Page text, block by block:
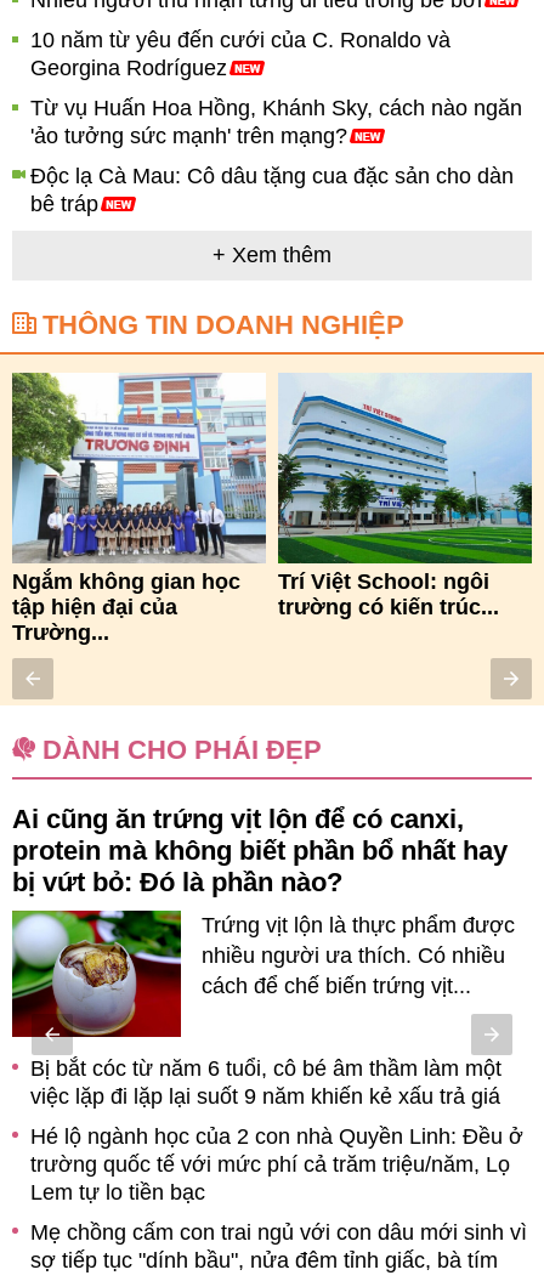
10 năm từ yêu đến cưới của C. Ronaldo và
Georgina Rodríguez
Từ vụ Huấn Hoa Hồng, Khánh Sky, cách nào ngăn
'ảo tưởng sức mạnh' trên mạng?
Độc lạ Cà Mau: Cô dâu tặng cua đặc sản cho dàn
bê tráp
+ Xem thêm
THÔNG TIN DOANH NGHIỆP
Ngắm không gian học
tập hiện đại của
Trường...
Trí Việt School: ngôi
trường có kiến trúc...
DÀNH CHO PHÁI ĐẸP
Ai cũng ăn trứng vịt lộn để có canxi,
protein mà không biết phần bổ nhất hay
bị vứt bỏ: Đó là phần nào?
Trứng vịt lộn là thực phẩm được
nhiều người ưa thích. Có nhiều
cách để chế biến trứng vịt...
Bị bắt cóc từ năm 6 tuổi, cô bé âm thầm làm một
việc lặp đi lặp lại suốt 9 năm khiến kẻ xấu trả giá
Hé lộ ngành học của 2 con nhà Quyền Linh: Đều ở
trường quốc tế với mức phí cả trăm triệu/năm, Lọ
Lem tự lo tiền bạc
Mẹ chồng cấm con trai ngủ với con dâu mới sinh vì
sợ tiếp tục "dính bầu", nửa đêm tỉnh giấc, bà tím